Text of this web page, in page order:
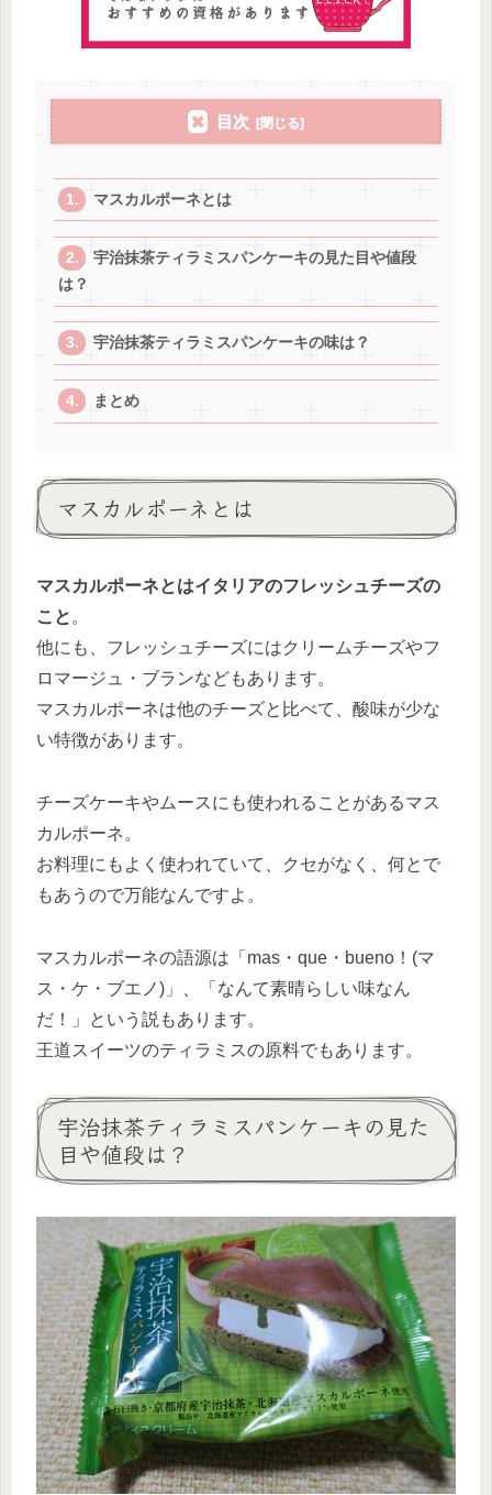
目次
マスカルポーネとは
宇治抹茶ティラミスパンケーキの見た目や値段
は？
宇治抹茶ティラミスパンケーキの味は？
まとめ
マスカルポーネとは
マスカルポーネとはイタリアのフレッシュチーズの
こと。
他にも、フレッシュチーズにはクリームチーズやフ
ロマージュ・ブランなどもあります。
マスカルポーネは他のチーズと比べて、酸味が少な
い特徴があります。
チーズケーキやムースにも使われることがあるマス
カルポーネ。
お料理にもよく使われていて、クセがなく、何とで
もあうので万能なんですよ。
マスカルポーネの語源は「mas・que・bueno！(マ
ス・ケ・ブエノ)」、「なんて素晴らしい味なん
だ！」という説もあります。
王道スイーツのティラミスの原料でもあります。
宇治抹茶ティラミスパンケーキの見た
目や値段は？